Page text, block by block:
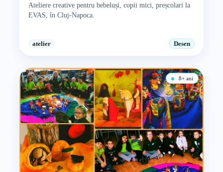
Ateliere creative pentru bebeluși, copii mici, preșcolari la
EVAS, în Cluj-Napoca.
atelier Desen
8+ ani